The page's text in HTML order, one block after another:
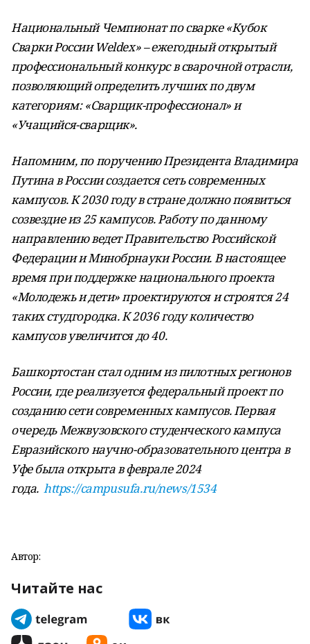
Национальный Чемпионат по сварке «Кубок
Сварки России Weldex» – ежегодный открытый
профессиональный конкурс в сварочной отрасли,
позволяющий определить лучших по двум
категориям: «Сварщик-профессионал» и
«Учащийся-сварщик».
Напомним, по поручению Президента Владимира
Путина в России создается сеть современных
кампусов. К 2030 году в стране должно появиться
созвездие из 25 кампусов. Работу по данному
направлению ведет Правительство Российской
Федерации и Минобрнауки России. В настоящее
время при поддержке национального проекта
«Молодежь и дети» проектируются и строятся 24
таких студгородка. К 2036 году количество
кампусов увеличится до 40.
Башкортостан стал одним из пилотных регионов
России, где реализуется федеральный проект по
созданию сети современных кампусов. Первая
очередь Межвузовского студенческого кампуса
Евразийского научно-образовательного центра в
Уфе была открыта в феврале 2024
года.https://campusufa.ru/news/1534
Автор:
Читайте нас